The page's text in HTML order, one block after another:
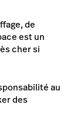
de
est un
cher si
au
des